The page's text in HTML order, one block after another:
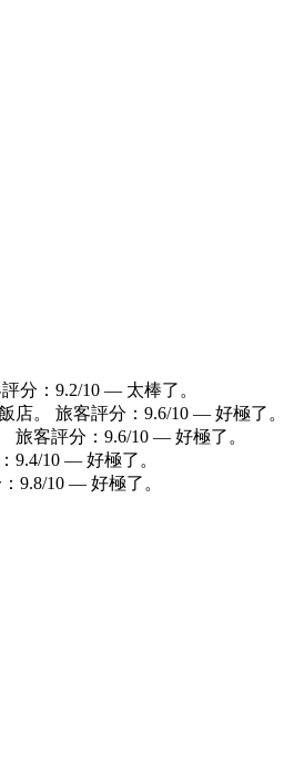
分：9.2/10 — 太棒了。
店。 旅客評分：9.6/10 — 好極了。
旅客評分：9.6/10 — 好極了。
9.4/10 — 好極了。
9.8/10 — 好極了。